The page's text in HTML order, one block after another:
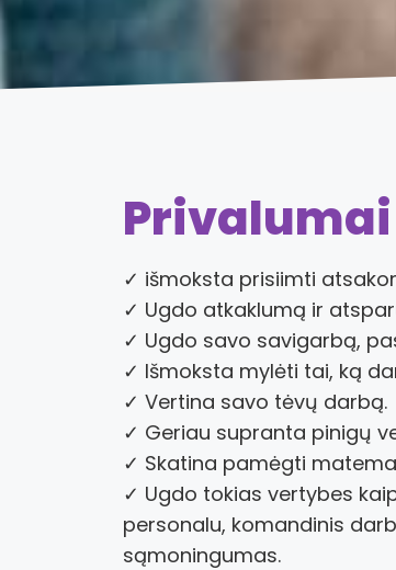
✓ išmoksta prisiimti
✓ Ugdo atkaklumą ir
✓ Ugdo savo savigarbą,
✓ Išmoksta mylėti tai, ką
✓ Vertina savo tėvų darbą.
✓ Geriau supranta pinigų
✓ Skatina pamėgti
✓ Ugdo tokias vertybes
personalu, komandinis
sąmoningumas.